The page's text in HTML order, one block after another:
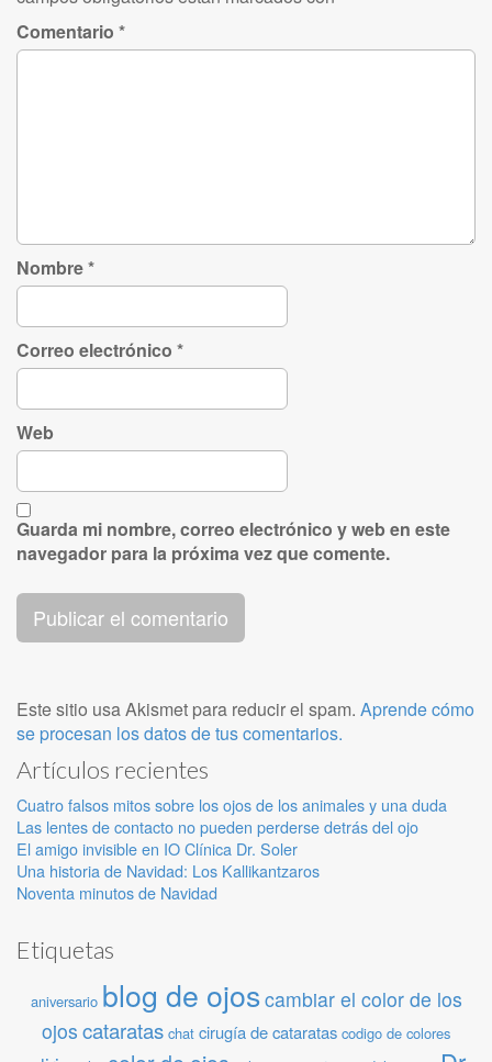
Comentario *
Nombre*
Correo electrónico *
Web
Guarda mi nombre, correo electrónico y web en este
navegador para la próxima vez que comente.
Este sitio usa Akismet para reducir el spam. Aprende cómo
se procesan los datos de tus comentarios.
Artículos recientes
Cuatro falsos mitos sobre los ojos de los animales y una duda
Las lentes de contacto no pueden perderse detrás del ojo
El amigo invisible en IO Clínica Dr. Soler
Una historia de Navidad: Los Kallikantzaros
Noventa minutos de Navidad
Etiquetas
aniversario blog de ojoscambiar el color de los
ojos cataratas chat cirugía de cataratas codigo de colores